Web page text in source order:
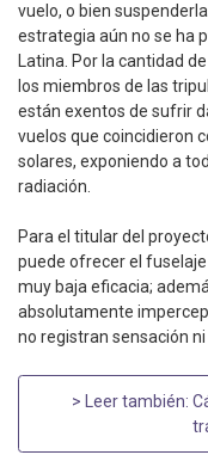
vuelo, o bien
estrategia aún no se ha
Latina. Por la cantidad
los miembros de las
están exentos de sufrir
vuelos que coincidieron
solares, exponiendo a
radiación.
Para el titular del
puede ofrecer el
muy baja eficacia;
absolutamente
no registran sensación ni
> Leer también: